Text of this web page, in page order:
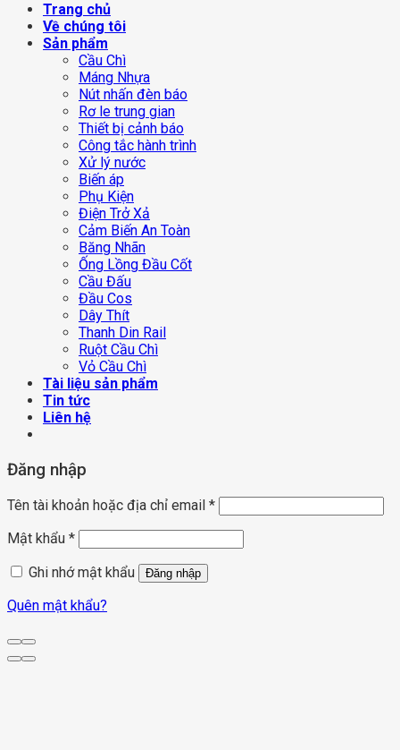
Trang chủ
Về chúng tôi
Sản phẩm
Cầu Chì
Máng Nhựa
Nút nhấn đèn báo
Rơ le trung gian
Thiết bị cảnh báo
Công tắc hành trình
Xử lý nước
Biến áp
Phụ Kiện
Điện Trở Xả
Cảm Biến An Toàn
Băng Nhãn
Ống Lồng Đầu Cốt
Cầu Đấu
Đầu Cos
Dây Thít
Thanh Din Rail
Ruột Cầu Chì
Vỏ Cầu Chì
Tài liệu sản phẩm
Tin tức
Liên hệ
Đăng nhập
Tên tài khoản hoặc địa chỉ email *
Mật khẩu *
Ghi nhớ mật khẩu
Đăng nhập
Quên mật khẩu?